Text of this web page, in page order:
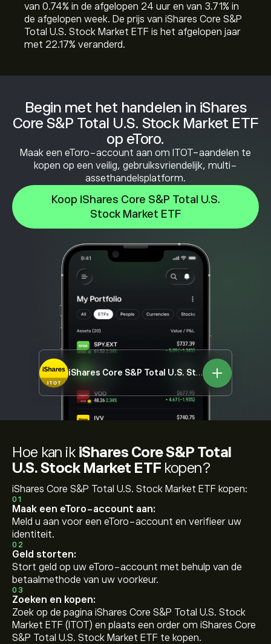
Begin met het handelen in iShares
Core S&P Total U.S. Stock Market ETF
op eToro.
Maak een eToro-account aan om ITOT-aandelen te
kopen op een veilig, gebruiksvriendelijk, multi-
assethandelsplatform.
Koop iShares Core S&P Total U.S.
Stock Market ETF
iShares Core S&P Total U.S. Stock Market ETF
van ‎0.74‎% in de afgelopen 24 uur en van ‎3.71‎% in
de afgelopen week. De prijs van iShares Core S&P
Total U.S. Stock Market ETF is het afgelopen jaar
met ‎22.17‎% veranderd.
Hoe kan ik iShares Core S&P Total
U.S. Stock Market ETF kopen?
iShares Core S&P Total U.S. Stock Market ETF kopen:
01
Maak een eToro-account aan:
Meld u aan voor een eToro-account en verifieer uw
identiteit.
02
Geld storten:
Stort geld op uw eToro-account met behulp van de
betaalmethode van uw voorkeur.
03
Zoeken en kopen:
Zoek op de pagina iShares Core S&P Total U.S. Stock
Market ETF (ITOT) en plaats een order om iShares Core
S&P Total U.S. Stock Market ETF te kopen.